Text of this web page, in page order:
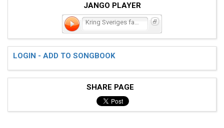
JANGO PLAYER
LOGIN - ADD TO SONGBOOK
SHARE PAGE